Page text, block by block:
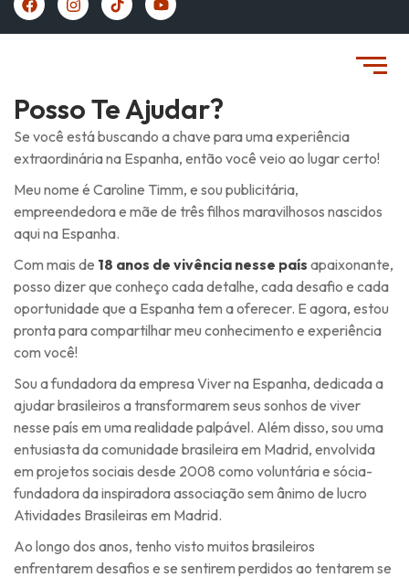
https://vivernaespanha.com/
Posso Te Ajudar?
Se você está buscando a chave para uma experiência
extraordinária na Espanha, então você veio ao lugar certo!
Meu nome é Caroline Timm, e sou publicitária,
empreendedora e mãe de três filhos maravilhosos nascidos
aqui na Espanha.
Com mais de 18 anos de vivência nesse país apaixonante,
posso dizer que conheço cada detalhe, cada desafio e cada
oportunidade que a Espanha tem a oferecer. E agora, estou
pronta para compartilhar meu conhecimento e experiência
com você!
Sou a fundadora da empresa Viver na Espanha, dedicada a
ajudar brasileiros a transformarem seus sonhos de viver
nesse país em uma realidade palpável. Além disso, sou uma
entusiasta da comunidade brasileira em Madrid, envolvida
em projetos sociais desde 2008 como voluntária e sócia-
fundadora da inspiradora associação sem ânimo de lucro
Atividades Brasileiras em Madrid.
Ao longo dos anos, tenho visto muitos brasileiros
enfrentarem desafios e se sentirem perdidos ao tentarem se